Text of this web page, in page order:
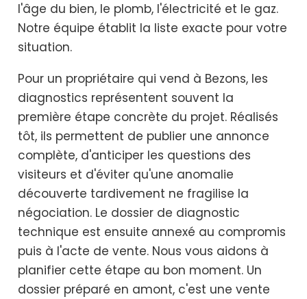
l'âge du bien, le plomb, l'électricité et le gaz.
Notre équipe établit la liste exacte pour votre
situation.
Pour un propriétaire qui vend à Bezons, les
diagnostics représentent souvent la
première étape concrète du projet. Réalisés
tôt, ils permettent de publier une annonce
complète, d'anticiper les questions des
visiteurs et d'éviter qu'une anomalie
découverte tardivement ne fragilise la
négociation. Le dossier de diagnostic
technique est ensuite annexé au compromis
puis à l'acte de vente. Nous vous aidons à
planifier cette étape au bon moment. Un
dossier préparé en amont, c'est une vente